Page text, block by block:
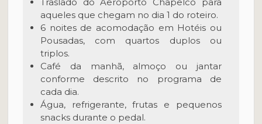
aqueles que chegam no dia 1 do roteiro.
6 noites de acomodação em Hotéis ou
Pousadas, com quartos duplos ou
triplos.
Café da manhã, almoço ou jantar
conforme descrito no programa de
cada dia.
Água, refrigerante, frutas e pequenos
snacks durante o pedal.